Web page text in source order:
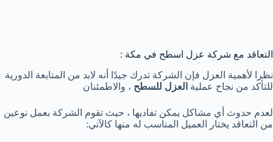
التعاقد مع شركة عزل اسطح في مكة :
نظرا لأهمية العزل فإن الشركة تدرك جيدًا أنه لابد من المتابعة الدورية
للتأكد من نجاح عملية العزل للسطح ، والاطمئنان
لعدم حدوث أي مشاكل يمكن تفاديها ، حيث تقوم الشركة بعمل نوعين
من التعاقد يختار العميل المناسب له منها كالآتي: